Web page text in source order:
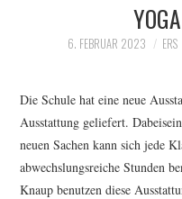
6. FEBRUAR 2023 ERS
Die Schule hat eine neue
Ausstattung geliefert.
neuen Sachen kann sich jede
abwechslungsreiche Stunden
Knaup benutzen diese